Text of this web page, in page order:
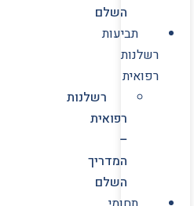
השלם
תביעות
רשלנות
רפואית
רשלנות
רפואית
–
המדריך
השלם
תחומי